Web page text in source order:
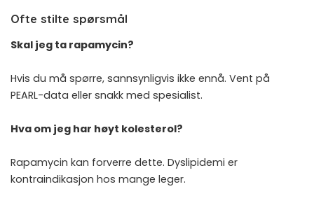
Ofte stilte spørsmål
Skal jeg ta rapamycin?
Hvis du må spørre, sannsynligvis ikke ennå. Vent på
PEARL-data eller snakk med spesialist.
Hva om jeg har høyt kolesterol?
Rapamycin kan forverre dette. Dyslipidemi er
kontraindikasjon hos mange leger.